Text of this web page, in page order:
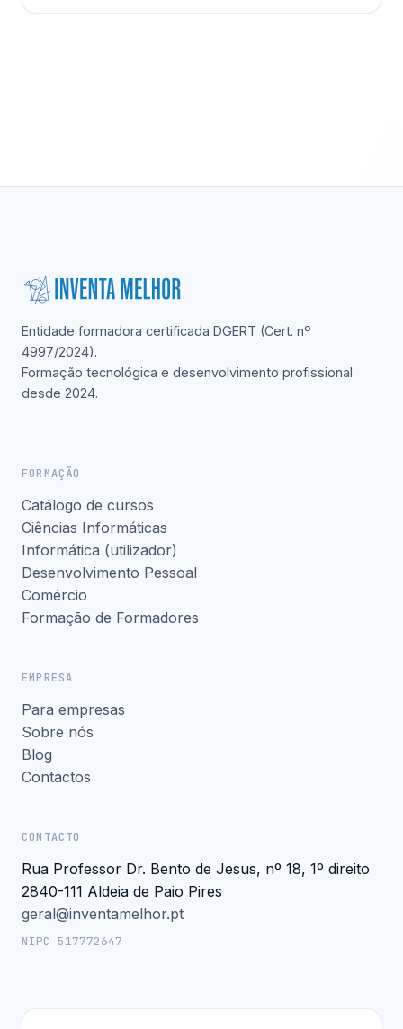
Entidade formadora certificada DGERT (Cert. nº
4997/2024).
Formação tecnológica e desenvolvimento profissional
desde 2024.
FORMAÇÃO
Catálogo de cursos
Ciências Informáticas
Informática (utilizador)
Desenvolvimento Pessoal
Comércio
Formação de Formadores
EMPRESA
Para empresas
Sobre nós
Blog
Contactos
CONTACTO
Rua Professor Dr. Bento de Jesus, nº 18, 1º direito
2840-111 Aldeia de Paio Pires
geral@inventamelhor.pt
NIPC 517772647